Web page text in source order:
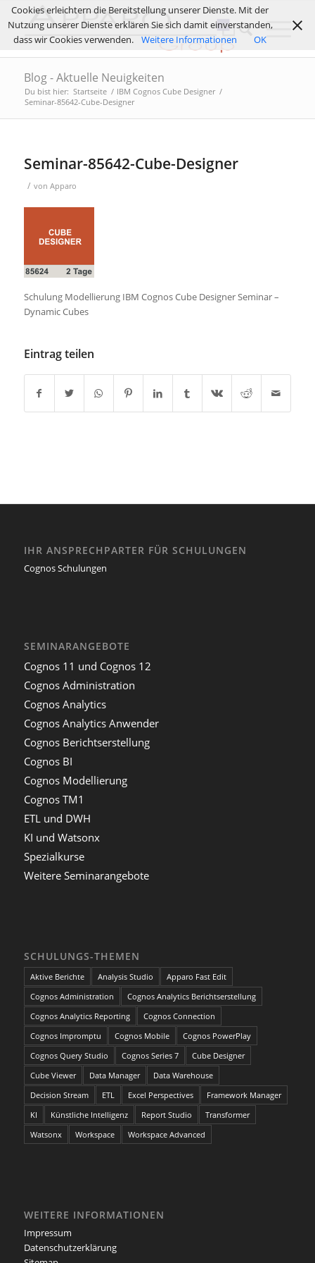
Blog - Aktuelle Neuigkeiten
Du bist hier: Startseite / IBM Cognos Cube Designer /
Seminar-85642-Cube-Designer
Seminar-85642-Cube-Designer
/ von Apparo
Schulung Modellierung IBM Cognos Cube Designer Seminar –
Dynamic Cubes
Eintrag teilen
IHR ANSPRECHPARTER FÜR SCHULUNGEN
Cognos Schulungen
SEMINARANGEBOTE
Cognos 11 und Cognos 12
Cognos Administration
Cognos Analytics
Cognos Analytics Anwender
Cognos Berichtserstellung
Cognos BI
Cognos Modellierung
Cognos TM1
ETL und DWH
KI und Watsonx
Spezialkurse
Weitere Seminarangebote
SCHULUNGS-THEMEN
Aktive Berichte Analysis Studio
Apparo Fast Edit
Cognos Administration
Cognos Analytics Berichtserstellung
Cognos Analytics Reporting
Cognos Connection
Cognos Impromptu
Cognos Mobile
Cognos PowerPlay
Cognos Query Studio
Cognos Series 7
Cube Designer
Cube Viewer
Data Manager
Data Warehouse
Decision Stream
ETL Excel Perspectives
Framework Manager
KI
Künstliche Intelligenz Report Studio
Transformer
Watsonx
Workspace Workspace Advanced
WEITERE INFORMATIONEN
Impressum
Datenschutzerklärung
Cookies erleichtern die Bereitstellung unserer Dienste. Mit der
Nutzung unserer Dienste erklären Sie sich damit einverstanden,
dass wir Cookies verwenden.
Weitere Informationen OK